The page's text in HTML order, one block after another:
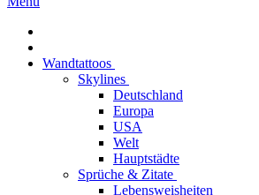
Wandtattoos
Skylines
Deutschland
Europa
USA
Welt
Hauptstädte
Sprüche & Zitate
Lebensweisheiten